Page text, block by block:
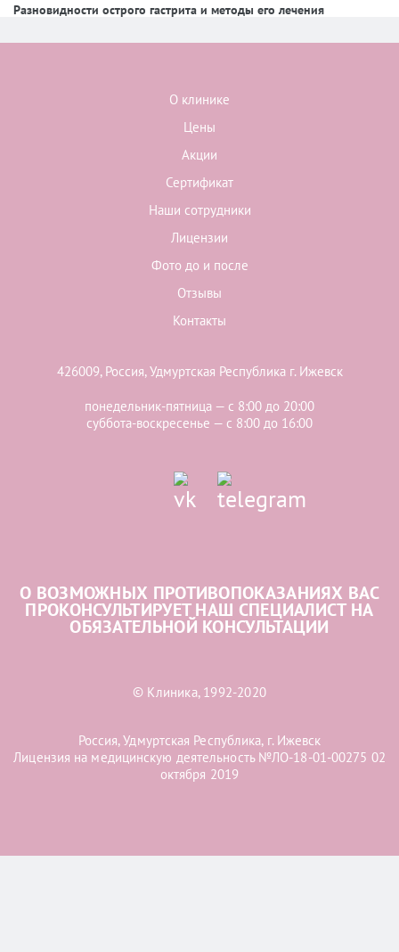
Разновидности острого гастрита и методы его лечения
О клинике
Цены
Акции
Сертификат
Наши сотрудники
Лицензии
Фото до и после
Отзывы
Контакты
426009, Россия, Удмуртская Республика г. Ижевск
понедельник-пятница — с 8:00 до 20:00
суббота-воскресенье — с 8:00 до 16:00
О ВОЗМОЖНЫХ ПРОТИВОПОКАЗАНИЯХ ВАС
ПРОКОНСУЛЬТИРУЕТ НАШ СПЕЦИАЛИСТ НА
ОБЯЗАТЕЛЬНОЙ КОНСУЛЬТАЦИИ
© Клиника, 1992-2020
Россия, Удмуртская Республика, г. Ижевск
Лицензия на медицинскую деятельность №ЛО-18-01-00275 02
октября 2019